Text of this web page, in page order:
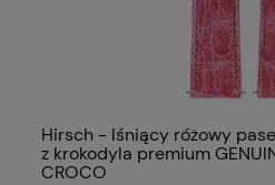
Hirsch - lśniący różowy
z krokodyla premium
CROCO